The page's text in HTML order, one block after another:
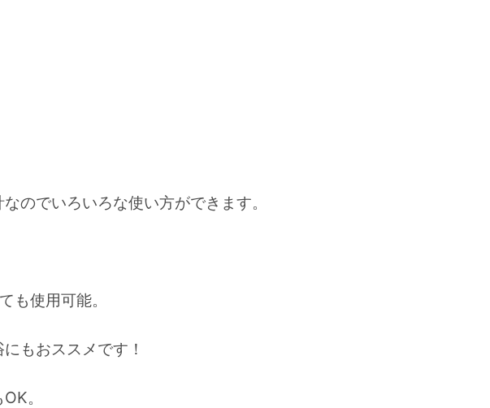
のでいろいろな使い方ができます。
も使用可能。
もおススメです！
。